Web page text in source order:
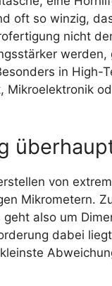
oft so winzig,
nicht
in High-
von
Mikrometern.
also um
dabei